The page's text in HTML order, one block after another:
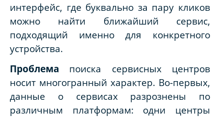
интерфейс, где буквально за пару кликов
можно найти ближайший сервис,
подходящий именно для конкретного
устройства.
Проблема поиска сервисных центров
носит многогранный характер. Во-первых,
данные о сервисах разрознены по
различным платформам: одни центры